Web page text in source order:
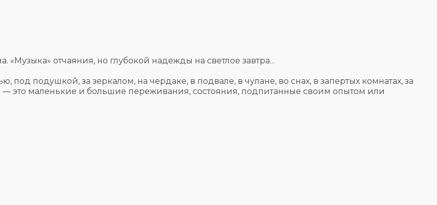
отчаяния, но глубокой надежды на светлое завтра...
под подушкой, за зеркалом, на чердаке, в подвале, в чулане, во снах, в запертых комнатах, за
— это маленькие и большие переживания, состояния, подпитанные своим опытом или